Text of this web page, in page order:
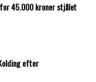
45.000 kroner stjålet
efter